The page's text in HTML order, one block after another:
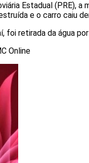
Estadual (PRE),
e o carro caiu
foi retirada da água
Online